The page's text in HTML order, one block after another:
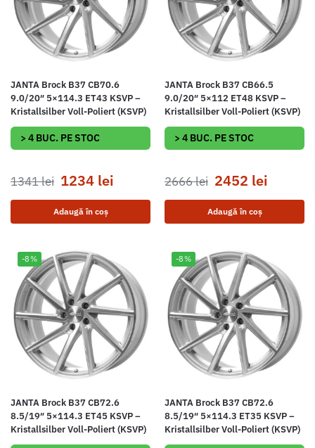
JANTA Brock B37 CB70.6
9.0/20″ 5×114.3 ET43 KSVP –
Kristallsilber Voll-Poliert (KSVP)
> 4 BUC. PE STOC
1341lei 1234 lei
Adaugă în coș
JANTA Brock B37 CB66.5
9.0/20″ 5×112 ET48 KSVP –
Kristallsilber Voll-Poliert (KSVP)
> 4 BUC. PE STOC
2666lei 2452 lei
Adaugă în coș
-8%
JANTA Brock B37 CB72.6
8.5/19″ 5×114.3 ET45 KSVP –
Kristallsilber Voll-Poliert (KSVP)
-8%
JANTA Brock B37 CB72.6
8.5/19″ 5×114.3 ET35 KSVP –
Kristallsilber Voll-Poliert (KSVP)